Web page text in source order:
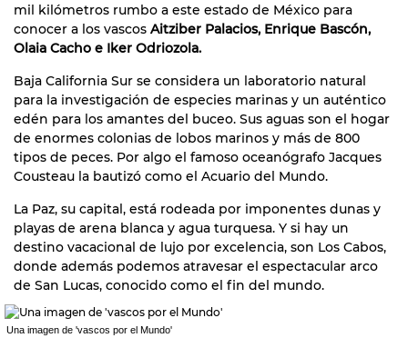
mil kilómetros rumbo a este estado de México para
conocer a los vascos Aitziber Palacios, Enrique Bascón,
Olaia Cacho e Iker Odriozola.
Baja California Sur se considera un laboratorio natural
para la investigación de especies marinas y un auténtico
edén para los amantes del buceo. Sus aguas son el hogar
de enormes colonias de lobos marinos y más de 800
tipos de peces. Por algo el famoso oceanógrafo Jacques
Cousteau la bautizó como el Acuario del Mundo.
La Paz, su capital, está rodeada por imponentes dunas y
playas de arena blanca y agua turquesa. Y si hay un
destino vacacional de lujo por excelencia, son Los Cabos,
donde además podemos atravesar el espectacular arco
de San Lucas, conocido como el fin del mundo.
Una imagen de 'vascos por el Mundo'